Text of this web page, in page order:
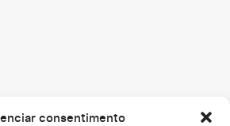
consentimento